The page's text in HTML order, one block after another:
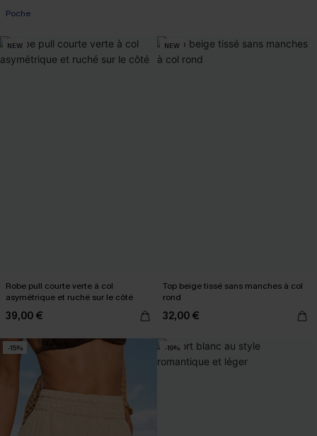
Poche
NEW
Robe pull courte verte à col
asymétrique et ruché sur le côté
39,00 €
NEW
Top beige tissé sans manches à col
rond
32,00 €
-15% -19%